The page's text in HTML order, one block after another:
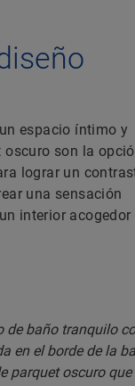
espacio íntimo y
oscuro son la
lograr un
una sensación
interior acogedor